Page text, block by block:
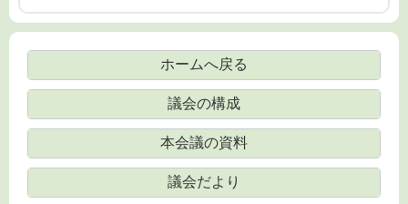
ホームへ戻る
議会の構成
本会議の資料
議会だより